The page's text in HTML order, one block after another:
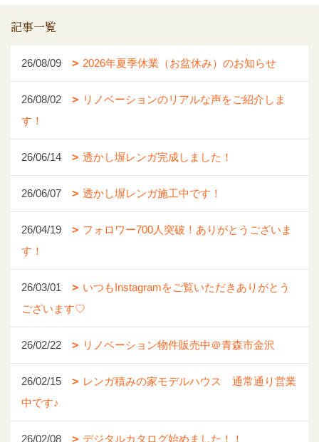
記事一覧
26/08/09 2026年夏季休業（お盆休み）のお知らせ
26/08/02
リノベーションのリアルな声をご紹介しま
す！
26/06/14 透かし塀レンガ完成しました！
26/06/07 透かし塀レンガ施工中です！
26/04/19
フォロワー700人突破！ありがとうございま
す！
26/03/01
いつもInstagramをご覧いただきありがとう
ございます♡
26/02/22 リノベーション物件販売中＠青森市金沢
26/02/15
レンガ積みの家モデルハウス 通常通り営業
中です♪
26/02/08 デジタルカタログ始めました！！